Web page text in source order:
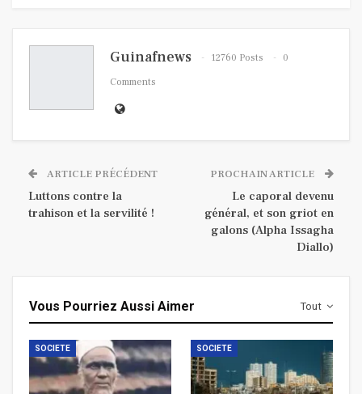
Guinafnews 12760 Posts
0
Comments
ARTICLE PRÉCÉDENT
Luttons contre la
trahison et la servilité !
PROCHAIN ARTICLE
Le caporal devenu
général, et son griot en
galons (Alpha Issagha
Diallo)
Tout
Vous Pourriez Aussi Aimer
SOCIETE SOCIETE